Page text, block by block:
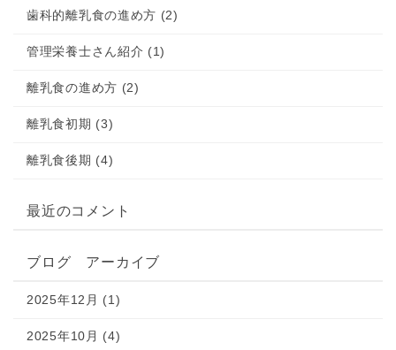
歯科的離乳食の進め方 (2)
管理栄養士さん紹介 (1)
離乳食の進め方 (2)
離乳食初期 (3)
離乳食後期 (4)
最近のコメント
ブログ アーカイブ
2025年12月 (1)
2025年10月 (4)